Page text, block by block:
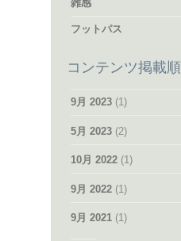
雑感
フットパス
コンテンツ掲載順
9月 2023 (1)
5月 2023 (2)
10月 2022 (1)
9月 2022 (1)
9月 2021 (1)